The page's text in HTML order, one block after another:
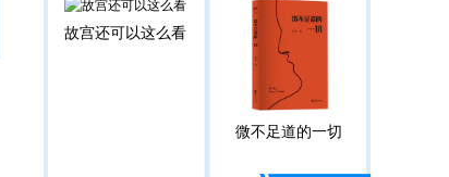
故宫还可以这么看
微不足道的一切